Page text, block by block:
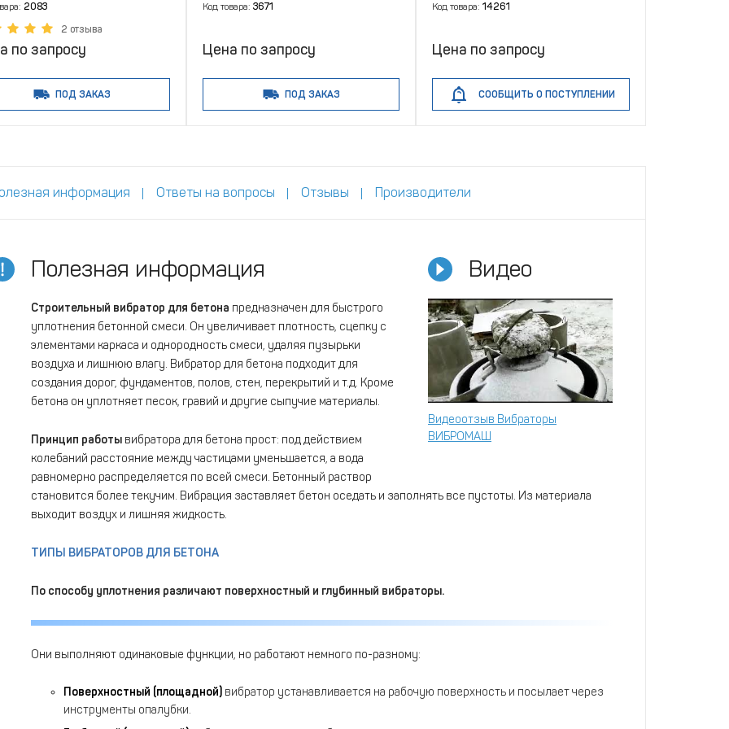
2083
2 отзыва
по запросу
ПОД ЗАКАЗ
Код товара: 3671
Цена по запросу
ПОД ЗАКАЗ
Код товара:14261
Цена по запросу
СООБЩИТЬ О ПОСТУПЛЕНИИ
информация Ответы на вопросы Отзывы Производители
Видео
Видеоотзыв Вибраторы
ВИБРОМАШ
Полезная информация
Строительный вибратор для бетона предназначен для быстрого
уплотнения бетонной смеси. Он увеличивает плотность, сцепку с
элементами каркаса и однородность смеси, удаляя пузырьки
воздуха и лишнюю влагу. Вибратор для бетона подходит для
создания дорог, фундаментов, полов, стен, перекрытий и т.д. Кроме
бетона он уплотняет песок, гравий и другие сыпучие материалы.
Принцип работы вибратора для бетона прост: под действием
колебаний расстояние между частицами уменьшается, а вода
равномерно распределяется по всей смеси. Бетонный раствор
становится более текучим. Вибрация заставляет бетон оседать и заполнять все пустоты. Из материала
выходит воздух и лишняя жидкость.
ТИПЫ ВИБРАТОРОВ ДЛЯ БЕТОНА
По способу уплотнения различают поверхностный и глубинный вибраторы.
Они выполняют одинаковые функции, но работают немного по-разному:
Поверхностный (площадной)вибратор устанавливается на рабочую поверхность и посылает через
инструменты опалубки.